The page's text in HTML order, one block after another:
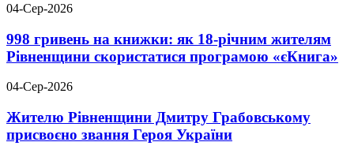
04-Сер-2026
998 гривень на книжки: як 18-річним жителям
Рівненщини скористатися програмою «єКнига»
04-Сер-2026
Жителю Рівненщини Дмитру Грабовському
присвоєно звання Героя України